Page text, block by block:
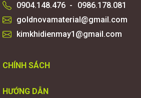
0904.148.476 -
0986.178.081
goldnovamaterial@gmail.com
kimkhidienmay1@gmail.com
CHÍNH SÁCH
HƯỚNG DẪN